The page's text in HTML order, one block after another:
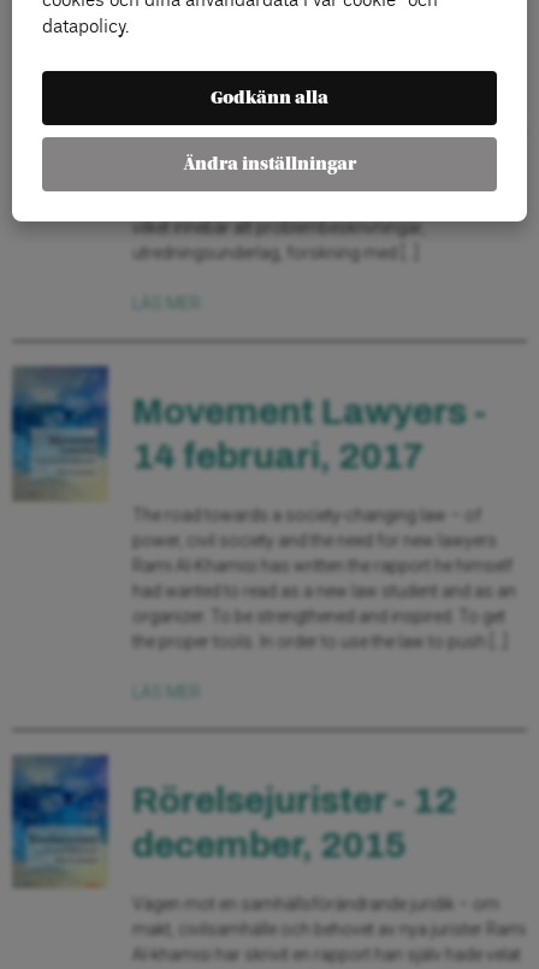
temat för en seminarieserie som Arena Idé
arrangerade i ett unikt samarbete med sju
fackförbund från LO, TCO och Saco. Sara Dadnahal,
praktikant på Arena Idé under höstterminen 2016,
har varit redaktör för den här slutrapporten.
vilket innebär att problembeskrivningar,
utredningsunderlag, forskning med […]
Movement Lawyers -
14 februari, 2017
The road towards a society-changing law – of
power, civil society and the need for new lawyers
Rami Al-Khamisi has written the rapport he himself
had wanted to read as a new law student and as an
organizer. To be strengthened and inspired. To get
the proper tools. In order to use the law to push […]
Rörelsejurister - 12
december, 2015
Vägen mot en samhällsförändrande juridik – om
makt, civilsamhälle och behovet av nya jurister Rami
Al-khamisi har skrivit en rapport han själv hade velat
datapolicy.
Godkänn alla
Ändra inställningar